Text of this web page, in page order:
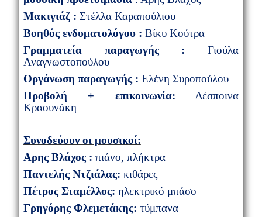
Μακιγιάζ : Στέλλα Καραπούλιου
Βοηθός ενδυματολόγου : Βίκυ Κούτρα
Γραμματεία παραγωγής : Γιούλα
Αναγνωστοπούλου
Οργάνωση παραγωγής : Ελένη Συροπούλου
Προβολή + επικοινωνία: Δέσποινα
Κραουνάκη
Συνοδεύουν οι μουσικοί:
Αρης Βλάχος : πιάνο, πλήκτρα
Παντελής Ντζιάλας: κιθάρες
Πέτρος Σταμέλλος: ηλεκτρικό μπάσο
Γρηγόρης Φλεμετάκης: τύμπανα